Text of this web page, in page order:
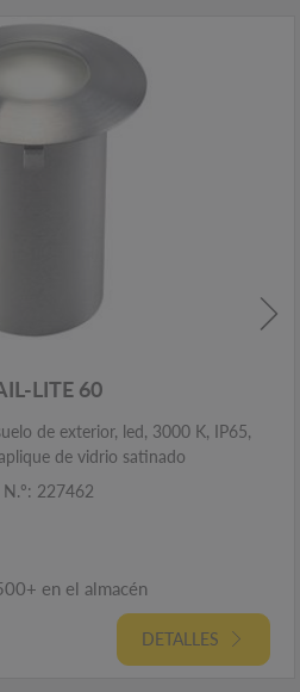
LITE 60
de exterior, led, 3000 K, IP65,
de vidrio satinado
N.º: 227462
en el almacén
DETALLES